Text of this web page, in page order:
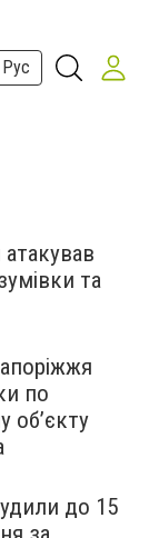
Рус
та
по
обʼєкту
до 15